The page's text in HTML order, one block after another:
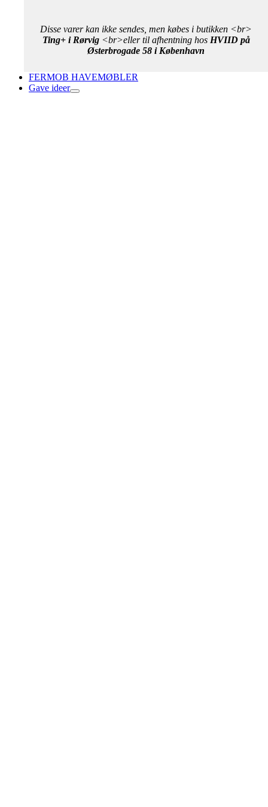
Disse varer kan ikke sendes, men købes i butikken <br>
Ting+ i Rørvig<br>eller til afhentning hos HVIID på
Østerbrogade 58 i København
FERMOB HAVEMØBLER
Gave ideer